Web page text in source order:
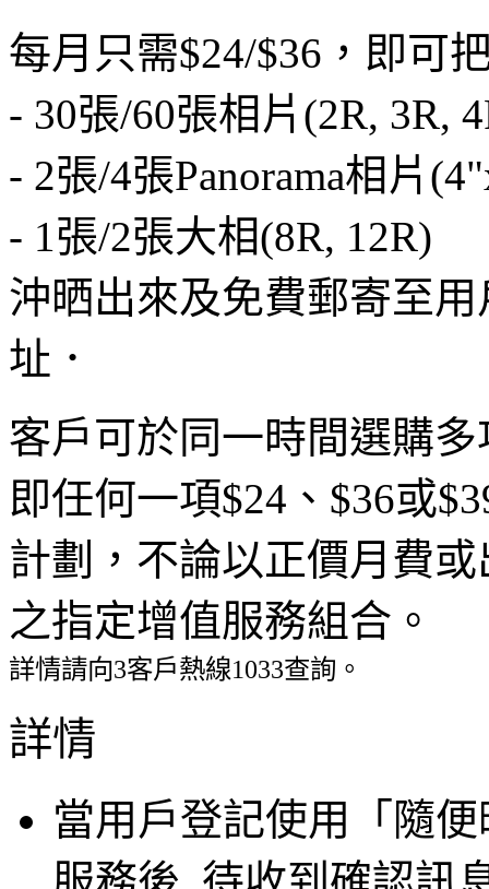
每月只需$24/$36，即可
- 30張/60張相片(2R, 3R,
- 2張/4張Panorama相片
- 1張/2張大相(8R, 12R)
沖晒出來及免費郵寄至
址．
客戶可於同一時間選購
即任何一項$24、$36或
計劃，不論以正價月費
之指定增值服務組合。
詳情請向3客戶熱線1033查詢。
詳情
當用戶登記使用「隨